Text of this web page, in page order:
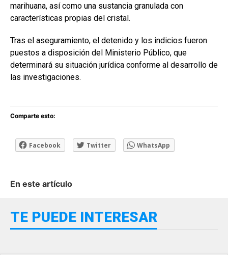
marihuana, así como una sustancia granulada con
características propias del cristal.
Tras el aseguramiento, el detenido y los indicios fueron
puestos a disposición del Ministerio Público, que
determinará su situación jurídica conforme al desarrollo de
las investigaciones.
Comparte esto:
Facebook Twitter WhatsApp
En este artículo
TE PUEDE INTERESAR